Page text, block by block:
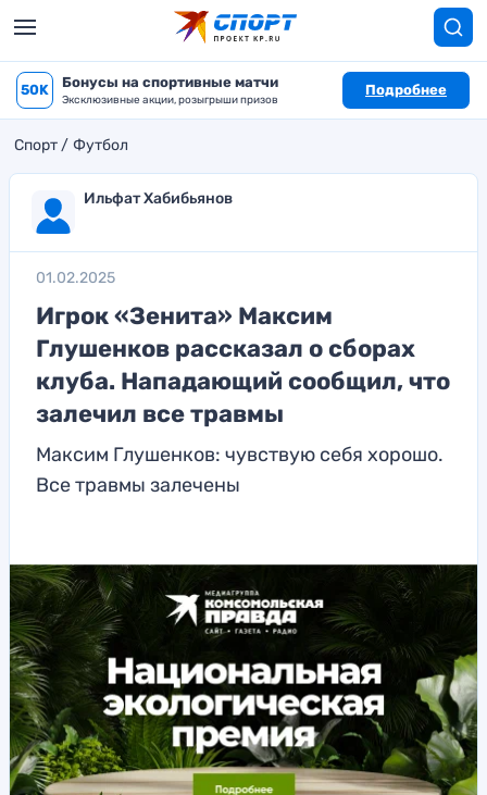
50K Бонусы на спортивные матчи
Эксклюзивные акции, розыгрыши призов
Подробнее
Спорт Футбол
Ильфат Хабибьянов
01.02.2025
Игрок «Зенита» Максим
Глушенков рассказал о сборах
клуба. Нападающий сообщил, что
залечил все травмы
Максим Глушенков: чувствую себя хорошо.
Все травмы залечены